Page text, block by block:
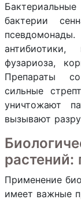
бактерии
антибиотики,
фузариоза,
Препараты
сильные
уничтожают
вызывают
Применение
имеет важные